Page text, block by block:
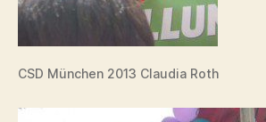
CSD München 2013 Claudia Roth